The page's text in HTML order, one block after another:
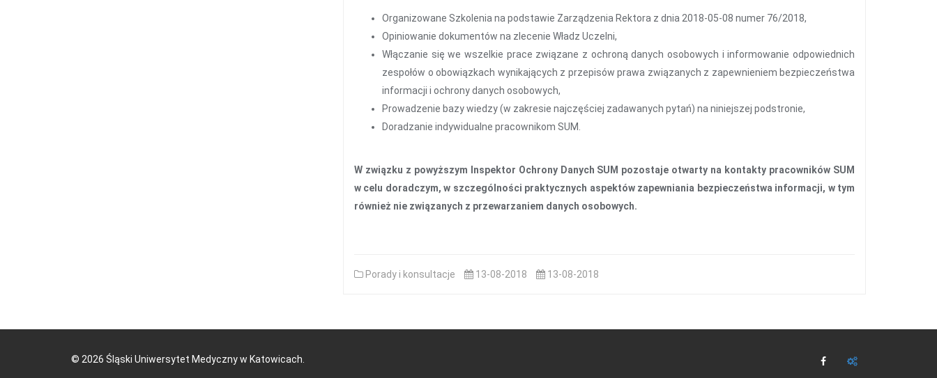
Organizowane Szkolenia na podstawie Zarządzenia Rektora z dnia 2018-05-08 numer 76/2018,
Opiniowanie dokumentów na zlecenie Władz Uczelni,
Włączanie się we wszelkie prace związane z ochroną danych osobowych i informowanie odpowiednich
zespołów o obowiązkach wynikających z przepisów prawa związanych z zapewnieniem bezpieczeństwa
informacji i ochrony danych osobowych,
Prowadzenie bazy wiedzy (w zakresie najczęściej zadawanych pytań) na niniejszej podstronie,
Doradzanie indywidualne pracownikom SUM.
W związku z powyższym Inspektor Ochrony Danych SUM pozostaje otwarty na kontakty pracowników SUM
w celu doradczym, w szczególności praktycznych aspektów zapewniania bezpieczeństwa informacji, w tym
również nie związanych z przewarzaniem danych osobowych.
Porady i konsultacje 13-08-2018 13-08-2018
© 2026 Śląski Uniwersytet Medyczny w Katowicach.